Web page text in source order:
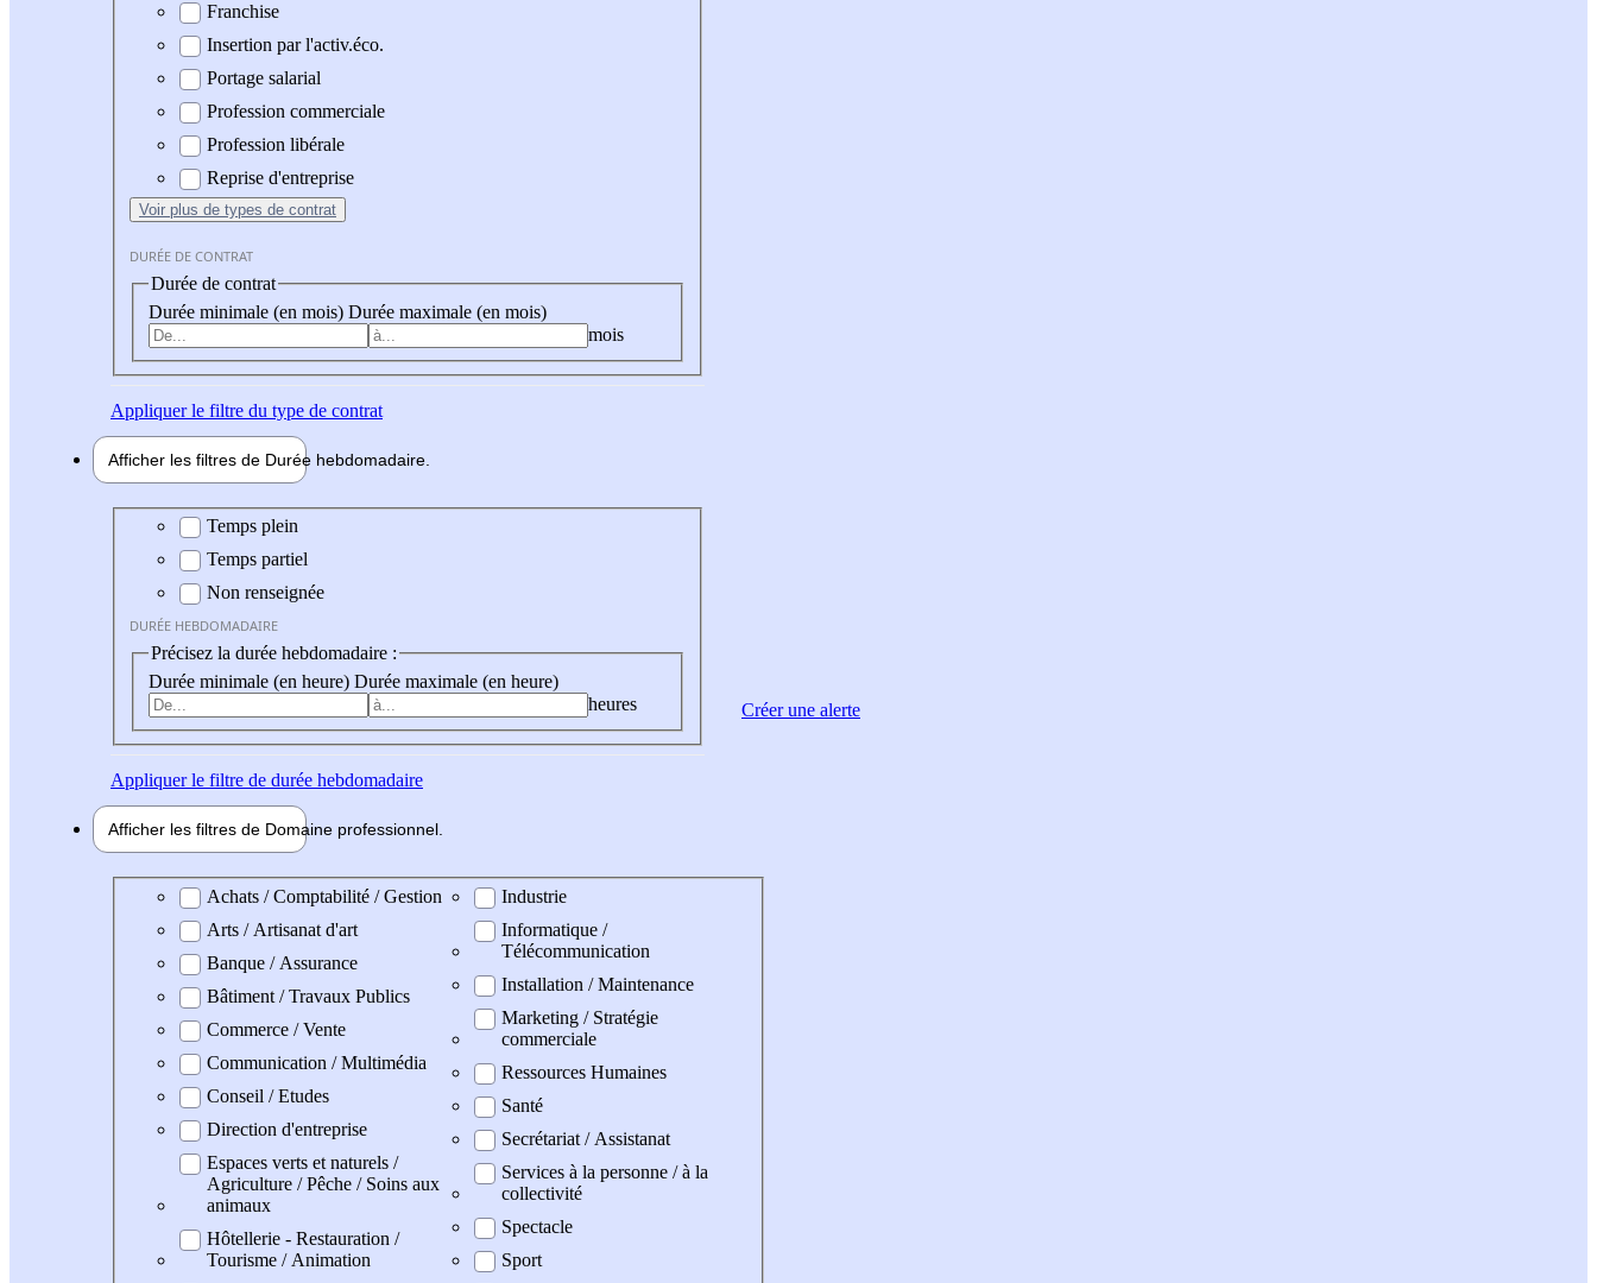
Franchise
Insertion par l'activ.éco.
Portage salarial
Profession commerciale
Profession libérale
Reprise d'entreprise
Voir plus de types de contrat
DURÉE DE CONTRAT
Durée de contrat
Durée minimale (en mois) Durée maximale (en mois)
mois
Appliquerle filtre du type de contrat
Afficher les filtres de Durée hebdomadaire
Durée hebdomadaire
Temps plein
Temps partiel
Non renseignée
DURÉE HEBDOMADAIRE
Précisez la durée hebdomadaire :
Durée minimale (en heure) Durée maximale (en heure)
heures
Appliquerle filtre de durée hebdomadaire
Afficher les filtres de Domaine professionnel
Domaine professionel
Achats / Comptabilité / Gestion
Arts / Artisanat d'art
Banque / Assurance
Bâtiment / Travaux Publics
Commerce / Vente
Communication / Multimédia
Conseil / Etudes
Direction d'entreprise
Espaces verts et naturels /
Agriculture / Pêche / Soins aux
animaux
Hôtellerie - Restauration /
Tourisme / Animation
Industrie
Informatique /
Télécommunication
Installation / Maintenance
Marketing / Stratégie
commerciale
Ressources Humaines
Santé
Secrétariat / Assistanat
Services à la personne / à la
collectivité
Spectacle
Sport
Créer une alerte